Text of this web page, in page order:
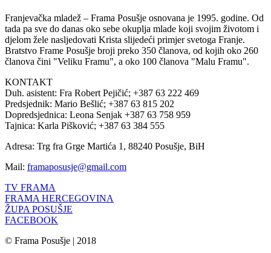
Franjevačka mladež – Frama Posušje osnovana je 1995. godine. Od
tada pa sve do danas oko sebe okuplja mlade koji svojim životom i
djelom žele nasljedovati Krista slijedeći primjer svetoga Franje.
Bratstvo Frame Posušje broji preko 350 članova, od kojih oko 260
članova čini "Veliku Framu", a oko 100 članova "Malu Framu".
KONTAKT
Duh. asistent: Fra Robert Pejičić; +387 63 222 469
Predsjednik: Mario Bešlić; +387 63 815 202
Dopredsjednica: Leona Senjak +387 63 758 959
Tajnica: Karla Pišković; +387 63 384 555
Adresa: Trg fra Grge Martića 1, 88240 Posušje, BiH
Mail: framaposusje@gmail.com
TV FRAMA
FRAMA HERCEGOVINA
ŽUPA POSUŠJE
FACEBOOK
© Frama Posušje | 2018